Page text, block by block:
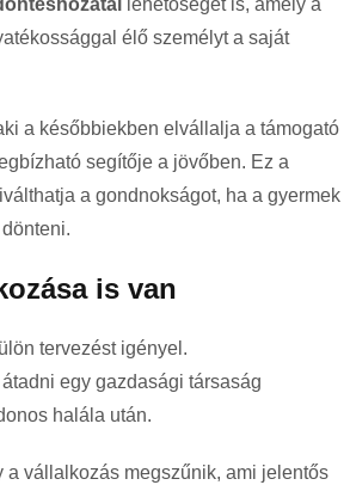
lehetőségét is, amely a
élő személyt a saját
a későbbiekben elvállalja a támogató
segítője a jövőben. Ez a
a gondnokságot, ha a gyermek
is van
tervezést igényel.
egy gazdasági társaság
halála után.
vállalkozás megszűnik, ami jelentős